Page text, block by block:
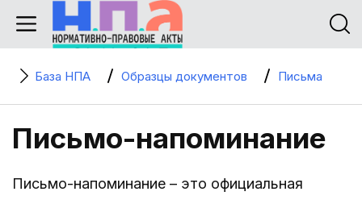
База НПА Образцы документов Письма
Письмо-напоминание
Письмо-напоминание – это официальная